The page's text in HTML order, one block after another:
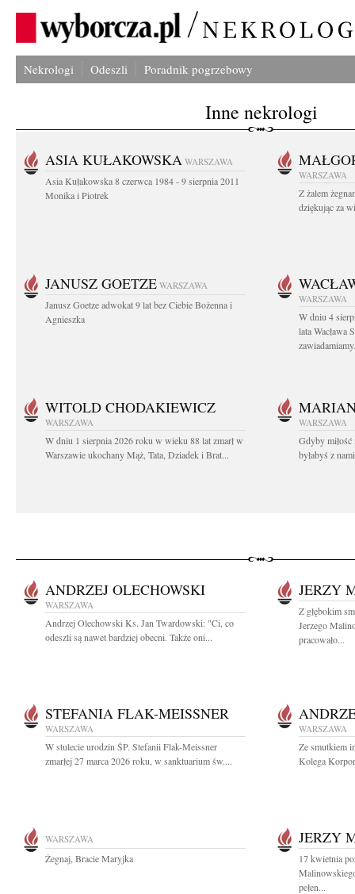
Nekrologi Odeszli Poradnik pogrzebowy
Inne nekrologi
ASIA KUŁAKOWSKA WARSZAWA
Asia Kułakowska 8 czerwca 1984 - 9 sierpnia 2011
Monika i Piotrek
WARSZAWA
Z żalem
dziękując za
JANUSZ GOETZE WARSZAWA
Janusz Goetze adwokat 9 lat bez Ciebie Bożenna i
Agnieszka
WARSZAWA
W dniu 4
lata Wacława
WITOLD CHODAKIEWICZ
WARSZAWA
W dniu 1 sierpnia 2026 roku w wieku 88 lat zmarł w
Warszawie ukochany Mąż, Tata, Dziadek i Brat...
WARSZAWA
Gdyby miłość
byłabyś z
ANDRZEJ OLECHOWSKI
WARSZAWA
Andrzej Olechowski Ks. Jan Twardowski: "Ci, co
odeszli są nawet bardziej obecni. Także oni...
JERZY
Z głębokim
Jerzego
pracowało...
STEFANIA FLAK-MEISSNER
WARSZAWA
W stulecie urodzin ŚP. Stefanii Flak-Meissner
zmarłej 27 marca 2026 roku, w sanktuarium św....
WARSZAWA
Ze smutkiem
Kolega
WARSZAWA
Żegnaj, Bracie Maryjka
JERZY
17 kwietnia
pełen...